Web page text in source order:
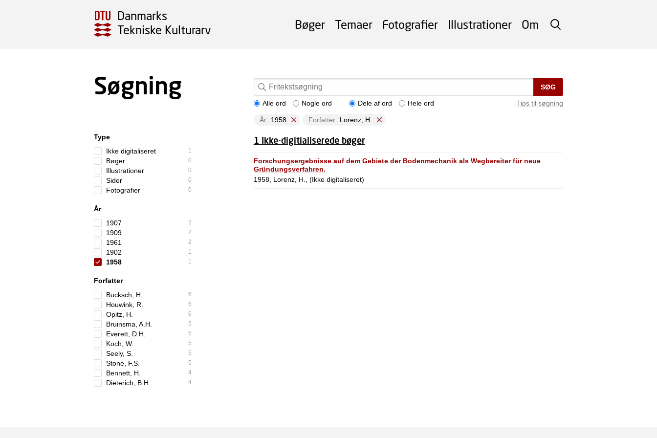
Danmarks
Tekniske Kulturarv
SØG
Bøger Temaer Fotografier Illustrationer Om
Søgning SØG
Tips til søgning
Alle ord Nogle ord Dele af ord Hele ord
År: 1958 Forfatter: Lorenz, H.
Type
Ikke digitaliseret
1
Bøger 0
Illustrationer 0
Sider 0
Fotografier 0
År
1907
2
1909 2
1961 2
1902 1
1958 1
Forfatter
Bucksch, H.
6
Houwink, R. 6
Opitz, H. 6
Bruinsma, A.H. 5
Everett, D.H. 5
Koch, W. 5
Seely, S. 5
Stone, F.S. 5
Bennett, H. 4
Dieterich, B.H. 4
1 Ikke-digitialiserede bøger
Forschungsergebnisse auf dem Gebiete der Bodenmechanik als Wegbereiter für neue
Gründungsverfahren.
1958, Lorenz, H., (Ikke digitaliseret)